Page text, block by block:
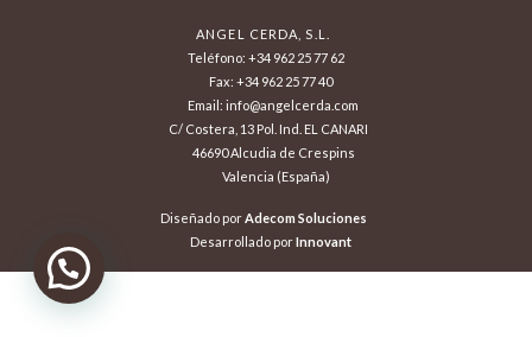
ANGEL CERDA, S.L.
Teléfono: +34 962 25 77 62
Fax: +34 962 25 77 40
Email: info@angelcerda.com
C/ Costera, 13 Pol. Ind. EL CANARI
46690 Alcudia de Crespins
Valencia (España)
Diseñado porAdecom Soluciones
Desarrollado porInnovant